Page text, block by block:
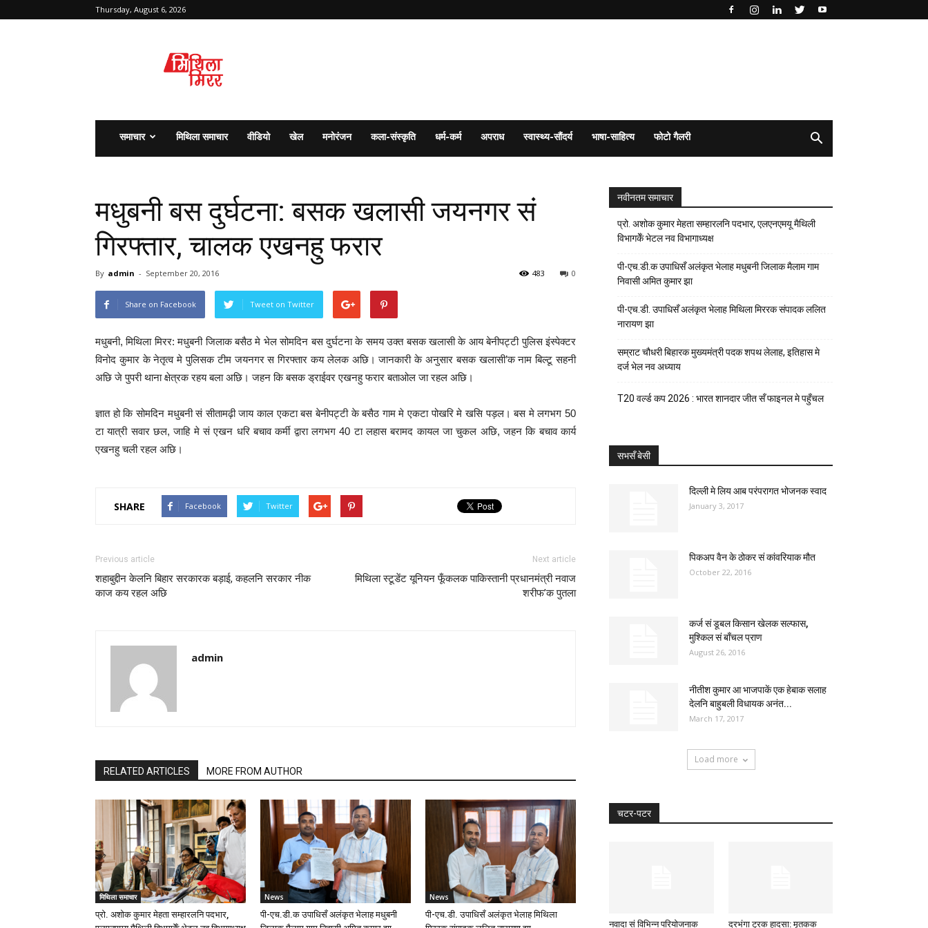
Thursday, August 6, 2026
समाचार मिथिला समाचार वीडियो खेल मनोरंजन कला-संस्कृति धर्म-कर्म अपराध स्वास्थ्य-सौंदर्य भाषा-साहित्य फोटो गैलरी
मधुबनी बस दुर्घटना: बसक खलासी जयनगर सं
गिरफ्तार, चालक एखनहु फरार
By admin - September 20, 2016 0
483
Share on Facebook Tweet on Twitter
मधुबनी, मिथिला मिरर: मधुबनी जिलाक बसैठ मे भेल सोमदिन बस दुर्घटना के समय उक्त बसक खलासी के आय बेनीपट्टी पुलिस इंस्पेक्टर
विनोद कुमार के नेतृत्व मे पुलिसक टीम जयनगर स गिरफ्तार कय लेलक अछि। जानकारी के अनुसार बसक खलासी’क नाम बिल्टू सहनी
अछि जे पुपरी थाना क्षेत्रक रहय बला अछि। जहन कि बसक ड्राईवर एखनहु फरार बताओल जा रहल अछि।
ज्ञात हो कि सोमदिन मधुबनी सं सीतामढ़ी जाय काल एकटा बस बेनीपट्टी के बसैठ गाम मे एकटा पोखरि मे खसि पड़ल। बस मे लगभग 50
टा यात्री सवार छल, जाहि मे सं एखन धरि बचाव कर्मी द्वारा लगभग 40 टा लहास बरामद कायल जा चुकल अछि, जहन कि बचाव कार्य
एखनहु चली रहल अछि।
SHARE Facebook Twitter
Previous article
शहाबुद्दीन केलनि बिहार सरकारक बड़ाई, कहलनि सरकार नीक
काज कय रहल अछि
Next article
मिथिला स्टूडेंट यूनियन फूँकलक पाकिस्तानी प्रधानमंत्री नवाज
शरीफ’क पुतला
admin
RELATED ARTICLES MORE FROM AUTHOR
मिथिला समाचार
प्रो. अशोक कुमार मेहता सम्हारलनि पदभार,
News
पी-एच.डी.क उपाधिसँ अलंकृत भेलाह मधुबनी
News
पी-एच.डी. उपाधिसँ अलंकृत भेलाह मिथिला
नवीनतम समाचार
प्रो. अशोक कुमार मेहता सम्हारलनि पदभार, एलएनएमयू मैथिली
विभागकेँ भेटल नव विभागाध्यक्ष
पी-एच.डी.क उपाधिसँ अलंकृत भेलाह मधुबनी जिलाक मैलाम गाम
निवासी अमित कुमार झा
पी-एच.डी. उपाधिसँ अलंकृत भेलाह मिथिला मिररक संपादक ललित
नारायण झा
सम्राट चौधरी बिहारक मुख्यमंत्री पदक शपथ लेलाह, इतिहास मे
दर्ज भेल नव अध्याय
T20 वर्ल्ड कप 2026 : भारत शानदार जीत सँ फाइनल मे पहुँचल
सभसँ बेसी
दिल्ली मे लिय आब परंपरागत भोजनक स्वाद
January 3, 2017
पिकअप वैन के ठोकर सं कांवरियाक मौत
October 22, 2016
कर्ज सं डूबल किसान खेलक सल्फास,
मुश्किल सं बाँचल प्राण
August 26, 2016
नीतीश कुमार आ भाजपाकें एक हेबाक सलाह
देलनि बाहुबली विधायक अनंत...
March 17, 2017
Load more
चटर-पटर
नवादा सं विभिन्न परियोजनाक
दरभंगा ट्रक हादसा: मृतकक